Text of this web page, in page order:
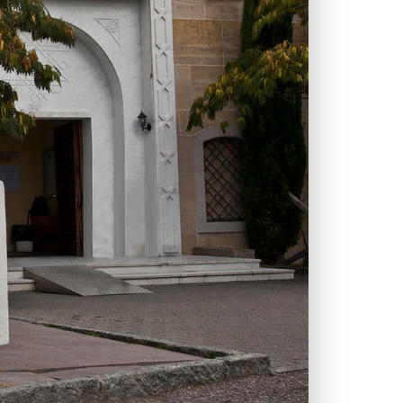
Manar